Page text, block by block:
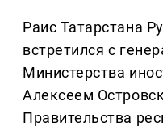
Раис Татарстана
встретился с
Министерства
Алексеем
Правительства